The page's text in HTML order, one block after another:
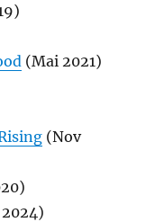
(Mai 2021)
(Nov